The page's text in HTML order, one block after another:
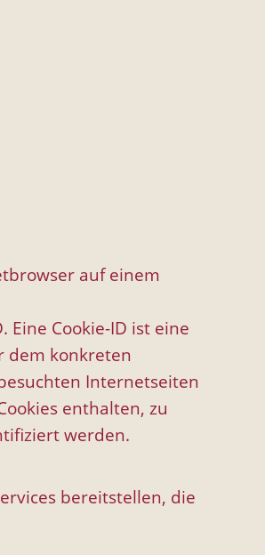
auf einem
Cookie-ID ist eine
dem konkreten
Internetseiten
enthalten, zu
werden.
bereitstellen, die